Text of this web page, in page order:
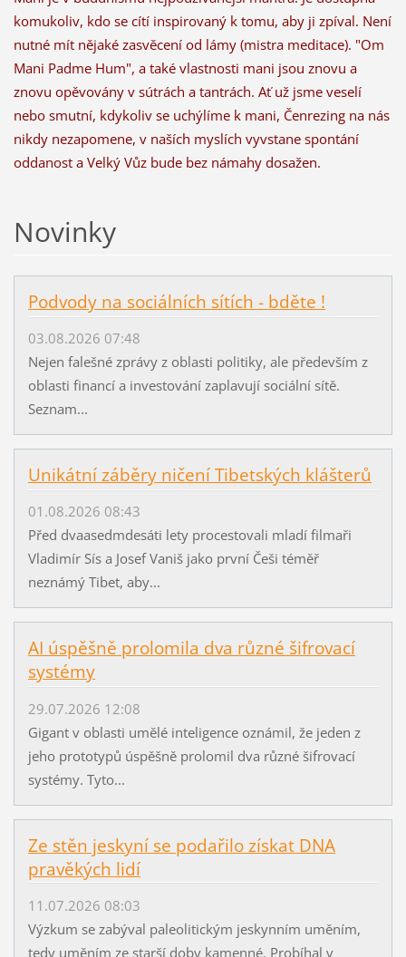
komukoliv, kdo se cítí inspirovaný k tomu, aby ji zpíval. Není
nutné mít nějaké zasvěcení od lámy (mistra meditace). "Om
Mani Padme Hum", a také vlastnosti mani jsou znovu a
znovu opěvovány v sútrách a tantrách. Ať už jsme veselí
nebo smutní, kdykoliv se uchýlíme k mani, Čenrezing na nás
nikdy nezapomene, v naších myslích vyvstane spontání
oddanost a Velký Vůz bude bez námahy dosažen.
Novinky
Podvody na sociálních sítích - bděte !
03.08.2026 07:48
Nejen falešné zprávy z oblasti politiky, ale především z
oblasti financí a investování zaplavují sociální sítě.
Seznam...
Unikátní záběry ničení Tibetských klášterů
01.08.2026 08:43
Před dvaasedmdesáti lety procestovali mladí filmaři
Vladimír Sís a Josef Vaniš jako první Češi téměř
neznámý Tibet, aby...
AI úspěšně prolomila dva různé šifrovací
systémy
29.07.2026 12:08
Gigant v oblasti umělé inteligence oznámil, že jeden z
jeho prototypů úspěšně prolomil dva různé šifrovací
systémy. Tyto...
Ze stěn jeskyní se podařilo získat DNA
pravěkých lidí
11.07.2026 08:03
Výzkum se zabýval paleolitickým jeskynním uměním,
tedy uměním ze starší doby kamenné. Probíhal v